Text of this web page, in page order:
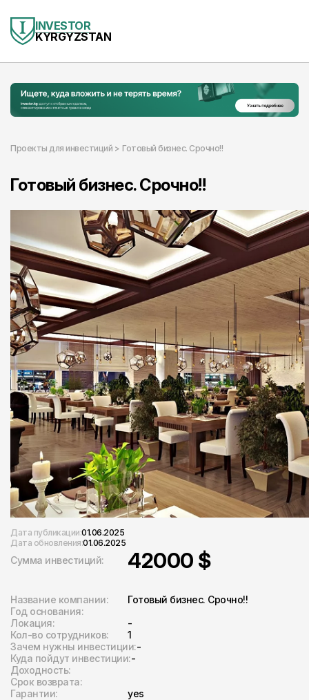
INVESTOR
KYRGYZSTAN
Проекты для инвестиций > Готовый бизнес. Срочно!!
Готовый бизнес. Срочно!!
Дата публикации:01.06.2025
Дата обновления:01.06.2025
Сумма инвестиций: 42000 $
Название компании:
Готовый бизнес. Срочно!!
Год основания:
Локация:
-
Кол-во сотрудников:
1
Зачем нужны инвестиции:-
Куда пойдут инвестиции:-
Доходность:
Срок возврата:
Гарантии:
yes